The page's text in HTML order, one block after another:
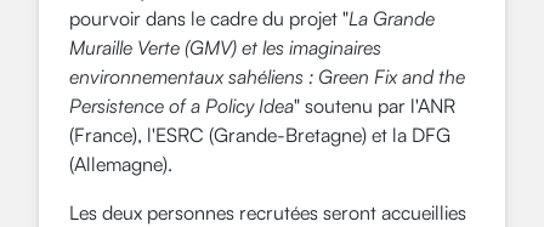
pourvoir dans le cadre du projet "La Grande
Muraille Verte (GMV) et les imaginaires
environnementaux sahéliens : Green Fix and the
Persistence of a Policy Idea" soutenu par l'ANR
(France), l'ESRC (Grande-Bretagne) et la DFG
(Allemagne).
Les deux personnes recrutées seront accueillies